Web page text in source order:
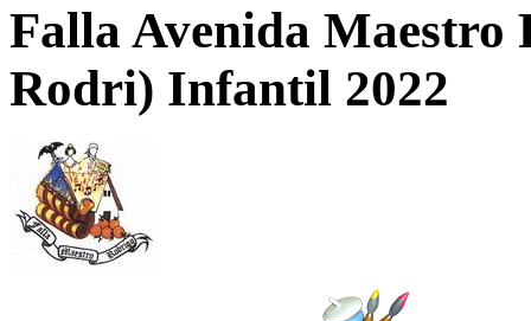
Falla Avenida Maestro
Rodri) Infantil 2022